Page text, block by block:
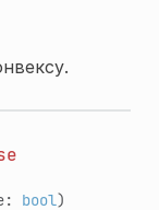
bool)